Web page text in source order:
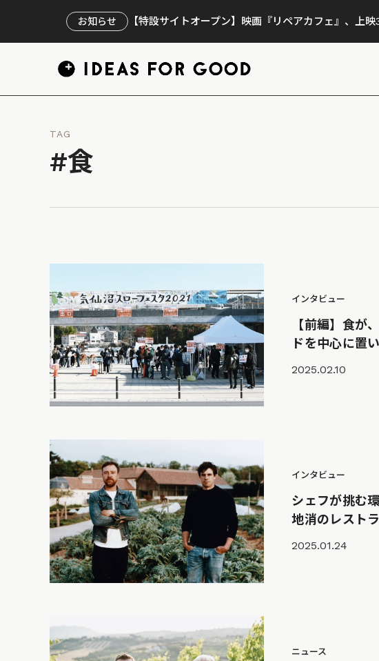
お知らせ 【特設サイトオープン】映画『リペアカフェ』、上
TAG
#食
インタビュー
【前編】食が
ドを中心に置
2025.02.10
インタビュー
シェフが挑む
地消のレスト
2025.01.24
ニュース